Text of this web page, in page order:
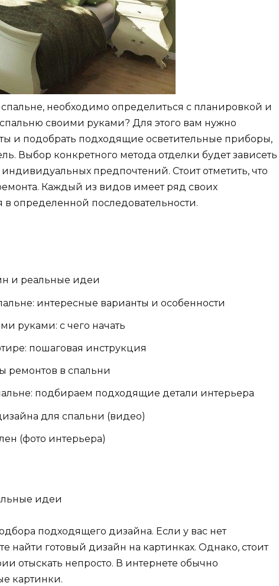
необходимо определиться с планировкой и
своими руками? Для этого вам нужно
и подобрать подходящие осветительные приборы,
Выбор конкретного метода отделки будет зависеть
предпочтений. Стоит отметить, что
Каждый из видов имеет ряд своих
в определенной последовательности.
и реальные идеи
интересные варианты и особенности
руками: с чего начать
пошаговая инструкция
ремонтов в спальни
подбираем подходящие детали интерьера
для спальни (видео)
(фото интерьера)
идеи
подходящего дизайна. Если у вас нет
найти готовый дизайн на картинках. Однако, стоит
отыскать непросто. В интернете обычно
картинки.